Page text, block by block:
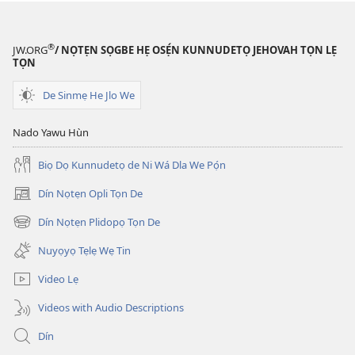
JW.ORG®/ NỌTẸN SỌGBE HẸ OSẸ́N KUNNUDETỌ JEHOVAH TỌN LẸ
TỌN
De Sinmẹ He Jlo We
Nado Yawu Hùn
Biọ Dọ Kunnudetọ de Ni Wá Dla We Pọ́n
Dín Nọtẹn Opli Tọn De
(opens
new
window)
Dín Nọtẹn Plidopọ Tọn De
(opens
new
window)
Nuyọyọ Tẹlẹ Wẹ Tin
Video Lẹ
Videos with Audio Descriptions
Dín